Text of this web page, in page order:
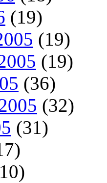
(19)
(19)
(19)
(36)
(32)
(31)